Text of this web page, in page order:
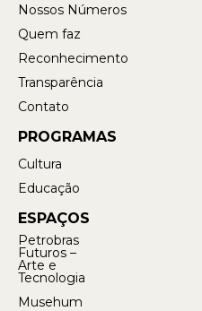
Nossos Números
Quem faz
Reconhecimento
Transparência
Contato
PROGRAMAS
Cultura
Educação
ESPAÇOS
Petrobras
Futuros –
Arte e
Tecnologia
Musehum